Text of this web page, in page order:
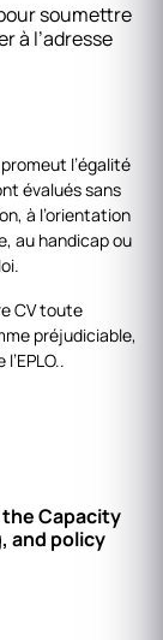
soumettre
à l’adresse
l’égalité
évalués sans
à l’orientation
au handicap ou
CV toute
préjudiciable,
Capacity
and policy